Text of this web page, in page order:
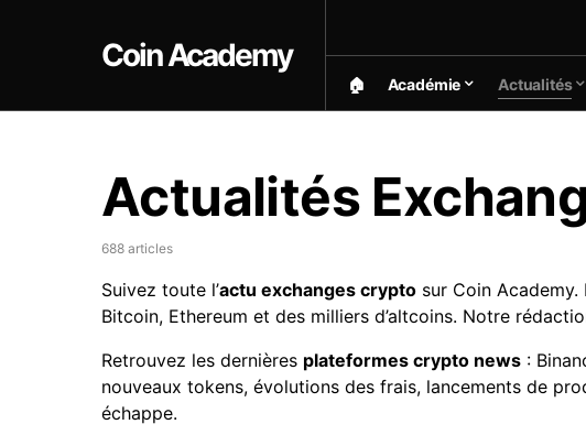
Coin Academy
🏠︎ Académie Actualités
Actualités
688 articles
Suivez toute l’actu exchanges crypto sur Coin Academy.
Bitcoin, Ethereum et des milliers d’altcoins. Notre
Retrouvez les dernières plateformes crypto news :
nouveaux tokens, évolutions des frais, lancements de
échappe.